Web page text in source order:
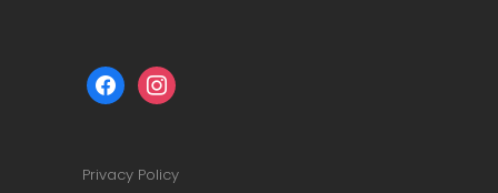
facebookinstagram
Privacy Policy